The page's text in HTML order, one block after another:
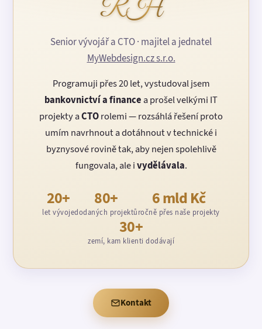
RH
Senior vývojář a CTO · majitel a jednatel
MyWebdesign.cz s.r.o.
Programuji přes 20 let, vystudoval jsem
bankovnictví a finance a prošel velkými IT
projekty aCTOrolemi — rozsáhlá řešení proto
umím navrhnout a dotáhnout v technické i
byznysové rovině tak, aby nejen spolehlivě
fungovala, ale ivydělávala.
20+
let vývoje
80+
dodaných projektů
6 mld Kč
ročně přes naše projekty
30+
zemí, kam klienti dodávají
Kontakt